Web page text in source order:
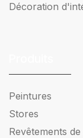
Décoration
Peintures
Stores
Revêtements de